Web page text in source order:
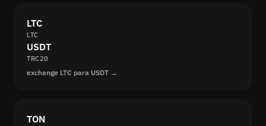
LTC
LTC
USDT
TRC20
exchange LTC para USDT →
TON